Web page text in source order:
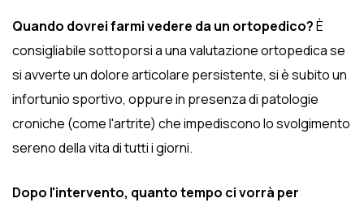
Quando dovrei farmi vedere da un ortopedico?È
consigliabile sottoporsi a una valutazione ortopedica se
si avverte un dolore articolare persistente, si è subito un
infortunio sportivo, oppure in presenza di patologie
croniche (come l'artrite) che impediscono lo svolgimento
sereno della vita di tutti i giorni.
Dopo l'intervento, quanto tempo ci vorrà per